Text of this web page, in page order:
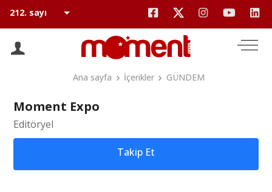
Ana sayfa İçerikler GÜNDEM
Moment Expo
Editöryel
Takip Et